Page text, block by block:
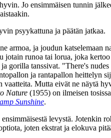
Jo ensimmäisen tunnin
psyykattuna ja päätän jatkaa.
armoa, ja joudun katselemaan
jotain runoa tai lorua, joka
ja gorilla tanssivat. "There's
ja rantapallon heittelyn
Mutta eivät ne näytä
Nature (1955) on ilmeisen
Sunshine.
levystä. Jotenkin
joten ekstrat ja elokuva